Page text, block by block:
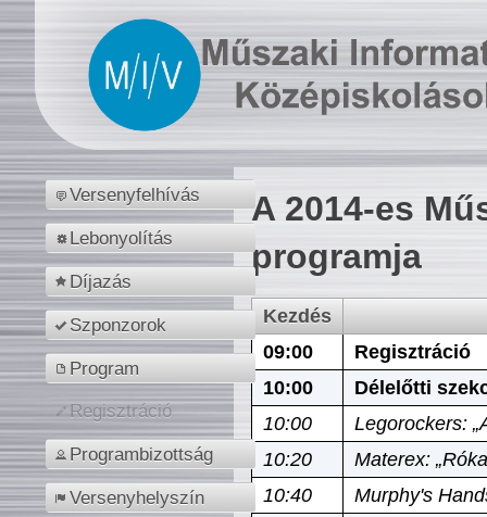
Versenyfelhívás
Lebonyolítás
Díjazás
Szponzorok
Program
Regisztráció
Programbizottság
Versenyhelyszín
A 2014-es
programja
Kezdés
09:00
Regisztráció
10:00
Délelőtti
10:00
Legorockers:
10:20
Materex:
10:40
Murphy's